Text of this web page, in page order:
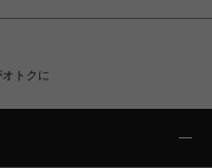
トクに